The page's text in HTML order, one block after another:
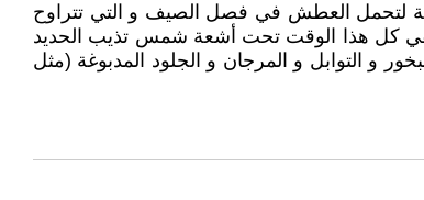
لتحمل العطش في فصل الصيف و التي تتراوح
كل هذا الوقت تحت أشعة شمس تذيب الحديد
التوابل و المرجان و الجلود المدبوغة (مثل